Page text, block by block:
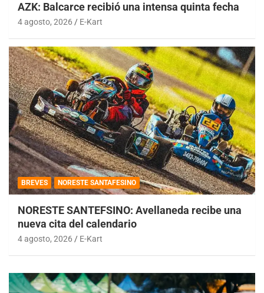
AZK: Balcarce recibió una intensa quinta fecha
4 agosto, 2026 E-Kart
BREVES NORESTE SANTAFESINO
NORESTE SANTEFSINO: Avellaneda recibe una
nueva cita del calendario
4 agosto, 2026 E-Kart